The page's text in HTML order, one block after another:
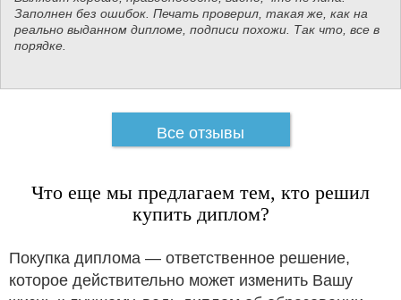
Заполнен без ошибок. Печать проверил, такая же, как на
реально выданном дипломе, подписи похожи. Так что, все в
порядке.
Все отзывы
Что еще мы предлагаем тем, кто решил
купить диплом?
Покупка диплома — ответственное решение,
которое действительно может изменить Вашу